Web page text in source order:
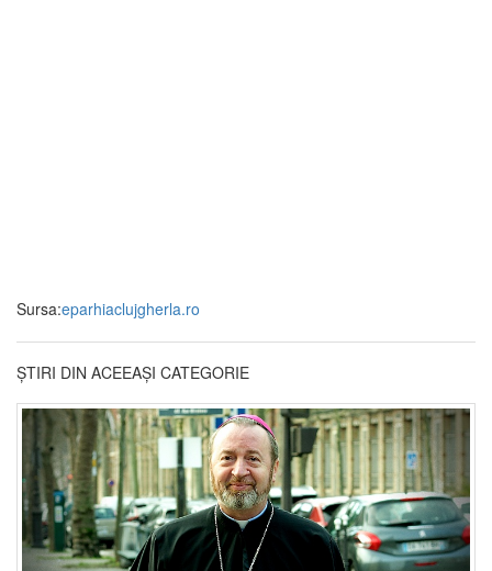
Sursa:eparhiaclujgherla.ro
ȘTIRI DIN ACEEAȘI CATEGORIE